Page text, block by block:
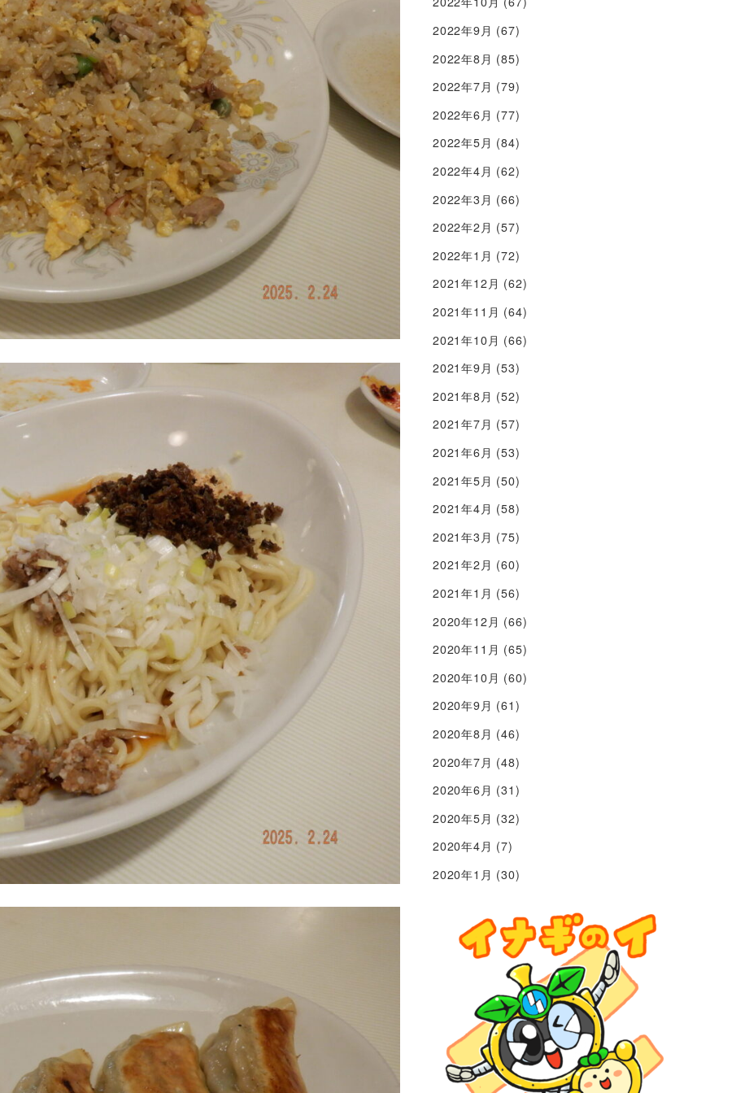
2022年9月 (67)
2022年8月 (85)
2022年7月 (79)
2022年6月 (77)
2022年5月 (84)
2022年4月 (62)
2022年3月 (66)
2022年2月 (57)
2022年1月 (72)
2021年12月 (62)
2021年11月 (64)
2021年10月 (66)
2021年9月 (53)
2021年8月 (52)
2021年7月 (57)
2021年6月 (53)
2021年5月 (50)
2021年4月 (58)
2021年3月 (75)
2021年2月 (60)
2021年1月 (56)
2020年12月 (66)
2020年11月 (65)
2020年10月 (60)
2020年9月 (61)
2020年8月 (46)
2020年7月 (48)
2020年6月 (31)
2020年5月 (32)
2020年4月 (7)
2020年1月 (30)